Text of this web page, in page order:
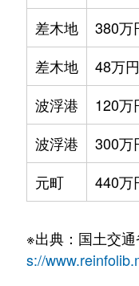
差木地
380万
差木地
48万円
波浮港
120万
波浮港
300万
元町
440万
※出典：国土交
s://